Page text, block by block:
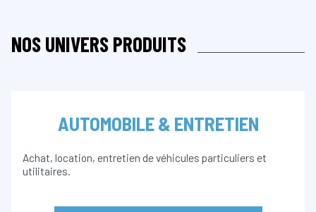
NOS UNIVERS PRODUITS
AUTOMOBILE & ENTRETIEN
Achat, location, entretien de véhicules particuliers et
utilitaires.